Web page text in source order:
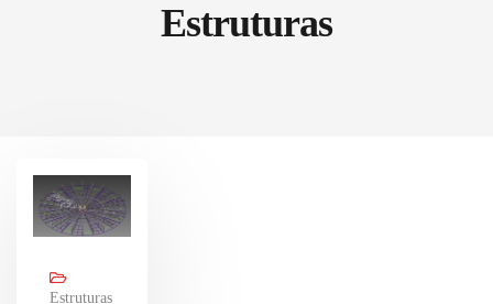
Estruturas
Estruturas